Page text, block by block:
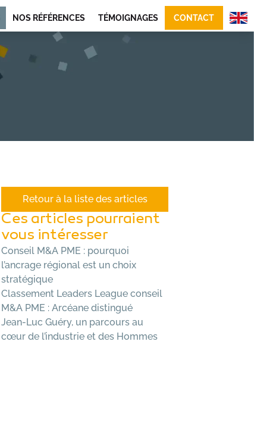
NOS RÉFÉRENCES TÉMOIGNAGES CONTACT
Retour à la liste des articles
Ces articles pourraient
vous intéresser
Conseil M&A PME : pourquoi
l’ancrage régional est un choix
stratégique
Classement Leaders League conseil
M&A PME : Arcéane distingué
Jean-Luc Guéry, un parcours au
cœur de l’industrie et des Hommes